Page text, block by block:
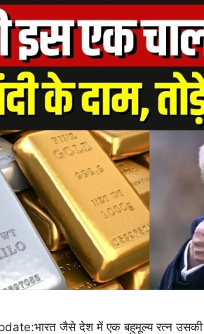
जैसे देश में एक बहुमूल्य रत्न उसकी